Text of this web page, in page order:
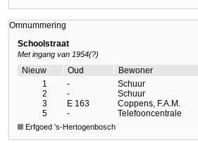
Omnummering
Schoolstraat
Met ingang van 1954(?)
Nieuw Oud
Bewoner
1
-
Schuur
2
-
Schuur
3
E 163
Coppens, F.A.M.
5
- Telefooncentrale
Erfgoed 's-Hertogenbosch